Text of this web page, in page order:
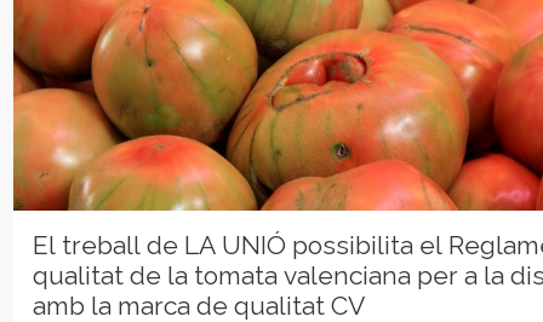
El treball de LA UNIÓ possibilita el
qualitat de la tomata valenciana per a la
amb la marca de qualitat CV